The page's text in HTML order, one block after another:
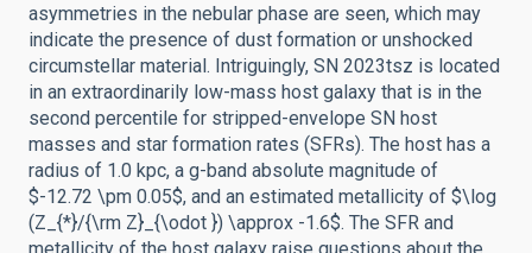
asymmetries in the nebular phase are seen, which may
indicate the presence of dust formation or unshocked
circumstellar material. Intriguingly, SN 2023tsz is located
in an extraordinarily low-mass host galaxy that is in the
second percentile for stripped-envelope SN host
masses and star formation rates (SFRs). The host has a
radius of 1.0 kpc, a g-band absolute magnitude of
$-12.72 \pm 0.05$, and an estimated metallicity of $\log
(Z_{*}/{\rm Z}_{\odot }) \approx -1.6$. The SFR and